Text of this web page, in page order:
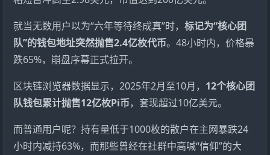
就当无数用户以为“六年等待终成真”时，标记为“核心团
队”的钱包地址突然抛售2.4亿枚代币。48小时内，价格暴
跌65%，崩盘序幕正式拉开。
区块链浏览器数据显示，2025年2月至10月， 12个核心团
队钱包累计抛售12亿枚Pi币，套现超过10亿美元。
而普通用户呢？持有量低于1000枚的散户在主网暴跌24
小时内减持63%，而那些曾经在社群中高喊“信仰”的大